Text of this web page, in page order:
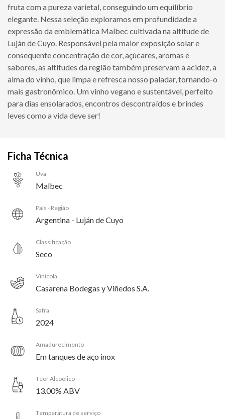
fruta com a pureza varietal, conseguindo um equilíbrio
elegante. Nessa seleção exploramos em profundidade a
expressão da emblemática Malbec cultivada na altitude de
Luján de Cuyo. Responsável pela maior exposição solar e
consequente concentração de cor, açúcares, aromas e
sabores, as altitudes da região também preservam a acidez, a
alma do vinho, que limpa e refresca nosso paladar, tornando-o
mais gastronômico. Um vinho vegano e sustentável, perfeito
para dias ensolarados, encontros descontraídos e brindes
leves como a vida deve ser!
Ficha Técnica
Uva
Malbec
País - Região
Argentina - Luján de Cuyo
Classificação
Seco
Vinícola
Casarena Bodegas y Viñedos S.A.
Safra
2024
Amadurecimento
Em tanques de aço inox
Teor Alcoólico
13.00% ABV
Temperatura de serviço